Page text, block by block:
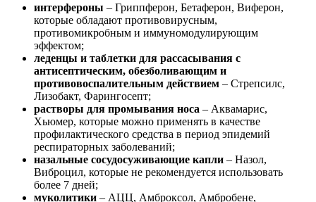
интерфероны – Гриппферон, Бетаферон, Виферон,
которые обладают противовирусным,
противомикробным и иммуномодулирующим
эффектом;
леденцы и таблетки для рассасывания с
антисептическим, обезболивающим и
противовоспалительным действием – Стрепсилс,
Лизобакт, Фарингосепт;
растворы для промывания носа – Аквамарис,
Хьюмер, которые можно применять в качестве
профилактического средства в период эпидемий
респираторных заболеваний;
назальные сосудосуживающие капли – Назол,
Виброцил, которые не рекомендуется использовать
более 7 дней;
муколитики – АЦЦ, Амброксол, Амбробене,